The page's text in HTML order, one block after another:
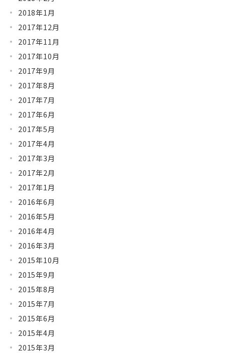
2018年1月
2017年12月
2017年11月
2017年10月
2017年9月
2017年8月
2017年7月
2017年6月
2017年5月
2017年4月
2017年3月
2017年2月
2017年1月
2016年6月
2016年5月
2016年4月
2016年3月
2015年10月
2015年9月
2015年8月
2015年7月
2015年6月
2015年4月
2015年3月